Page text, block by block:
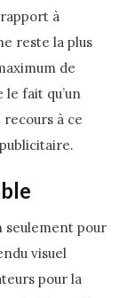
à
reste la plus
de
fait qu’un
à ce
seulement pour
visuel
pour la